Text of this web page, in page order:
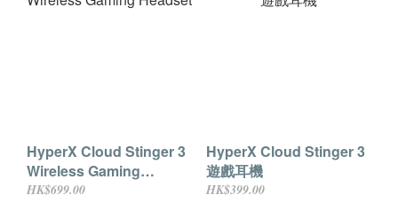
HyperX Cloud Stinger 3
Wireless Gaming
Headset
HK$699.00
HyperX Cloud Stinger 3
遊戲耳機
HK$399.00